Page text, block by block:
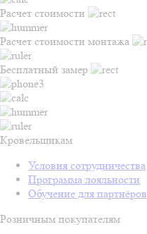
Расчет стоимости
Расчет стоимости монтажа
Бесплатный замер
Кровельщикам
Условия сотрудничества
Программа лояльности
Обучение для партнёров
Розничным покупателям